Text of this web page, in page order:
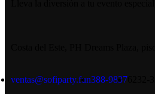
ventas@sofiparty.fun388-9837